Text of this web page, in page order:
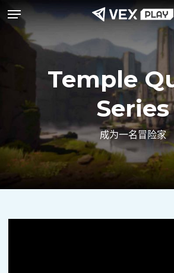
跳菜单
Temple
Series
成为一名冒险家